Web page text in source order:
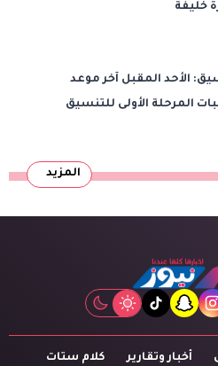
خليفة
الأحد المقبل آخر موعد
المرحلة الأولى للتنسيق
المزيد
instagram
snapchat
tiktok
أخبار وتقارير كلام ستات